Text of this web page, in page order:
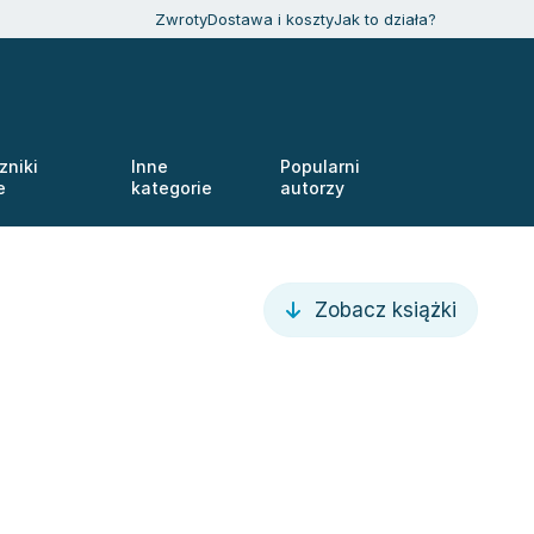
ZwrotyDostawa i kosztyJak to działa?
Inne
kategorie
Popularni
autorzy
Zobacz książki